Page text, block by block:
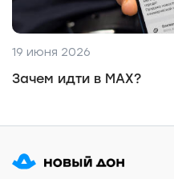
19 июня 2026
Зачем идти в MAX?